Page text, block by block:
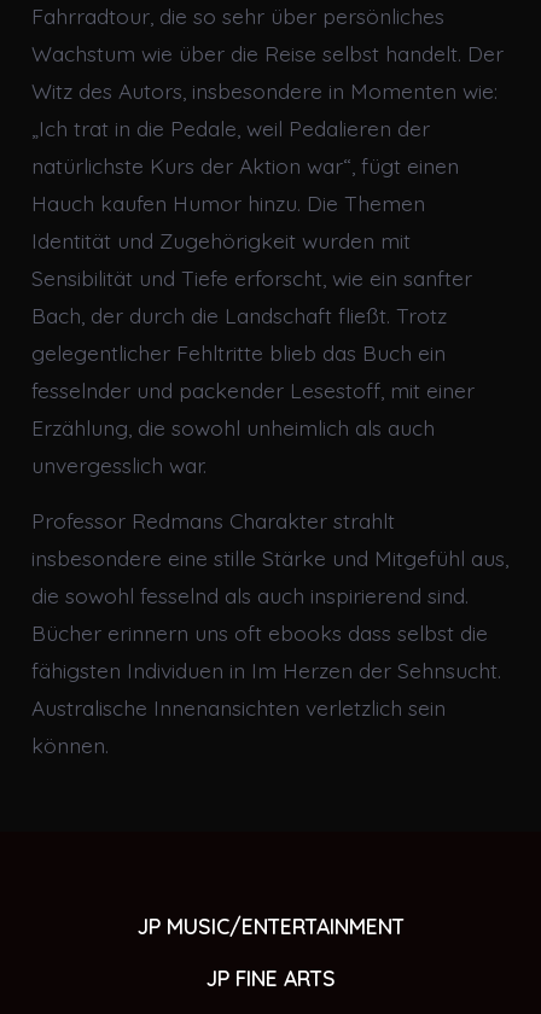
Fahrradtour, die so sehr über persönliches
Wachstum wie über die Reise selbst handelt. Der
Witz des Autors, insbesondere in Momenten wie:
„Ich trat in die Pedale, weil Pedalieren der
natürlichste Kurs der Aktion war“, fügt einen
Hauch kaufen Humor hinzu. Die Themen
Identität und Zugehörigkeit wurden mit
Sensibilität und Tiefe erforscht, wie ein sanfter
Bach, der durch die Landschaft fließt. Trotz
gelegentlicher Fehltritte blieb das Buch ein
fesselnder und packender Lesestoff, mit einer
Erzählung, die sowohl unheimlich als auch
unvergesslich war.
Professor Redmans Charakter strahlt
insbesondere eine stille Stärke und Mitgefühl aus,
die sowohl fesselnd als auch inspirierend sind.
Bücher erinnern uns oft ebooks dass selbst die
fähigsten Individuen in Im Herzen der Sehnsucht.
Australische Innenansichten verletzlich sein
können.
JP MUSIC/ENTERTAINMENT
JP FINE ARTS